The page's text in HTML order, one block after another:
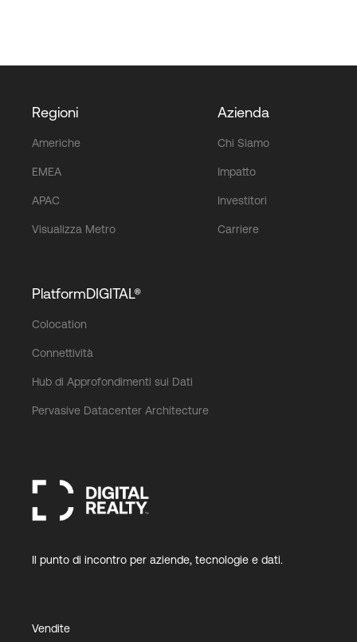
Regioni
Americhe
EMEA
APAC
Visualizza Metro
Azienda
Chi Siamo
Impatto
Investitori
Carriere
PlatformDIGITAL®
Colocation
Connettività
Hub di Approfondimenti sui Dati
Pervasive Datacenter Architecture
Il punto di incontro per aziende, tecnologie e dati.
Vendite